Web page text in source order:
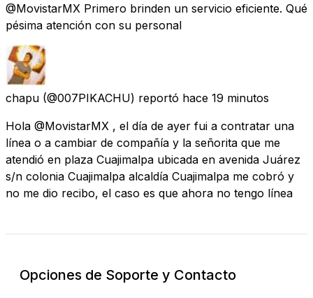
@MovistarMX Primero brinden un servicio eficiente. Qué
pésima atención con su personal
chapu (@007PIKACHU) reportó hace 19 minutos
Hola @MovistarMX , el día de ayer fui a contratar una
línea o a cambiar de compañía y la señorita que me
atendió en plaza Cuajimalpa ubicada en avenida Juárez
s/n colonia Cuajimalpa alcaldía Cuajimalpa me cobró y
no me dio recibo, el caso es que ahora no tengo línea
Opciones de Soporte y Contacto